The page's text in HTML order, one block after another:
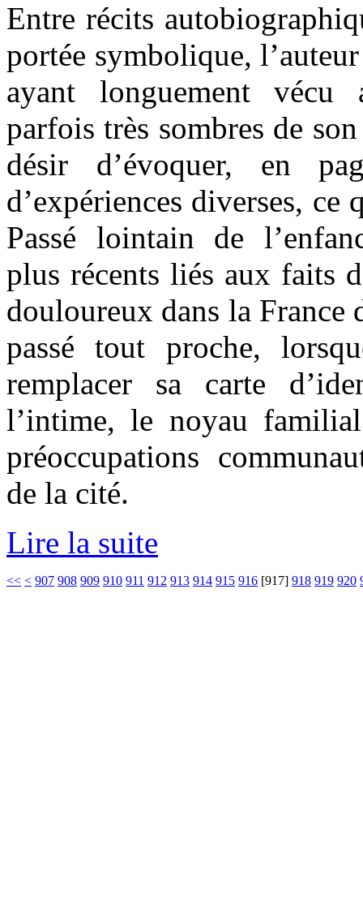
Entre récits
portée symbolique,
ayant longuement vécu
parfois très sombres de
désir d’évoquer, en
d’expériences diverses, ce
Passé lointain de
plus récents liés aux faits
douloureux dans la France
passé tout proche,
remplacer sa carte
l’intime, le noyau
préoccupations
de la cité.
Lire la suite
<< < 907 908 909 910 911 912 913 914 915 916 [917] 918 919 920